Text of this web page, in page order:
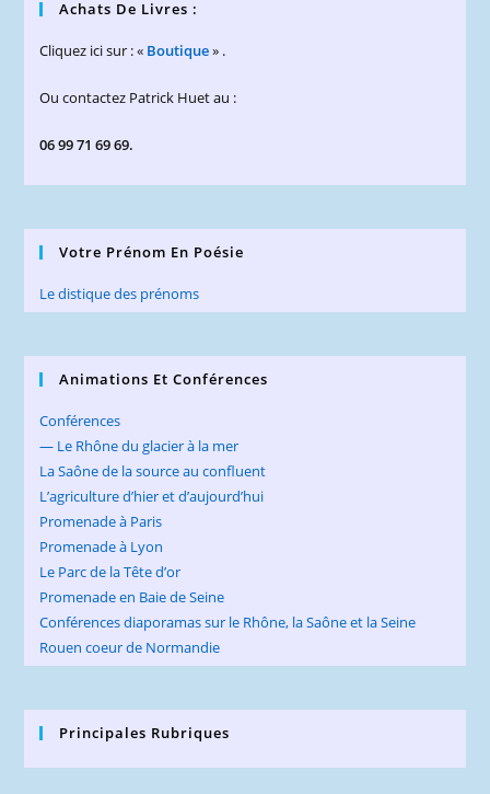
Achats De Livres :
Cliquez ici sur : « Boutique» .
Ou contactez Patrick Huet au :
06 99 71 69 69.
Votre Prénom En Poésie
Le distique des prénoms
Animations Et Conférences
Conférences
— Le Rhône du glacier à la mer
La Saône de la source au confluent
L’agriculture d’hier et d’aujourd’hui
Promenade à Paris
Promenade à Lyon
Le Parc de la Tête d’or
Promenade en Baie de Seine
Conférences diaporamas sur le Rhône, la Saône et la Seine
Rouen coeur de Normandie
Principales Rubriques